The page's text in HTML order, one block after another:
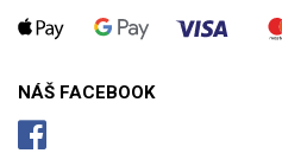
NÁŠ FACEBOOK